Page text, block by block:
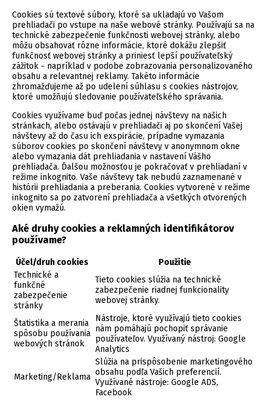
Cookies sú textové súbory, ktoré sa ukladajú vo Vašom
prehliadači po vstupe na naše webové stránky. Používajú sa na
technické zabezpečenie funkčnosti webovej stránky, alebo
môžu obsahovať rôzne informácie, ktoré dokážu zlepšiť
funkčnosť webovej stránky a priniesť lepší používateľský
zážitok - napríklad v podobe zobrazovania personalizovaného
obsahu a relevantnej reklamy. Takéto informácie
zhromažďujeme až po udelení súhlasu s cookies nástrojov,
ktoré umožňujú sledovanie používateľského správania.
Cookies využívame buď počas jednej návštevy na našich
stránkach, alebo ostávajú v prehliadači aj po skončení Vašej
návštevy až do času ich exspirácie, prípadne vymazania
súborov cookies po skončení návštevy v anonymnom okne
alebo vymazania dát prehliadania v nastavení Vášho
prehliadača. Ďalšou možnosťou je pokračovať v prehliadaní v
režime inkognito. Vaše návštevy tak nebudú zaznamenané v
histórii prehliadania a preberania. Cookies vytvorené v režime
inkognito sa po zatvorení prehliadača a všetkých otvorených
okien vymažú.
Aké druhy cookies a reklamných identifikátorov
používame?
Účel/druh cookies
Použitie
Technické a
funkčné
zabezpečenie
stránky
Tieto cookies slúžia na technické
zabezpečenie riadnej funkcionality
webovej stránky.
Štatistika a merania
spôsobu používania
webových stránok
Nástroje, ktoré využívajú tieto cookies
nám pomáhajú pochopiť správanie
používateľov. Využívaný nástroj: Google
Analytics
Marketing/Reklama
Slúžia na prispôsobenie marketingového
obsahu podľa Vašich preferencií.
Využívané nástroje: Google ADS,
Facebook